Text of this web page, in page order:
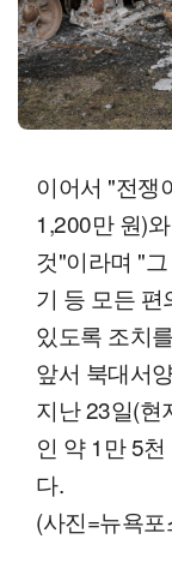
이어서 "전쟁
1,200만 원)
것"이라며 "
기 등 모든
있도록 조치
앞서 북대서
지난 23일(현
인 약 1만 5
다.
(사진=뉴욕